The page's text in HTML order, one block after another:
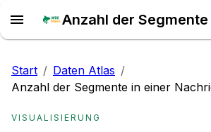
Start / Daten Atlas /
Anzahl der Segmente in einer
VISUALISIERUNG